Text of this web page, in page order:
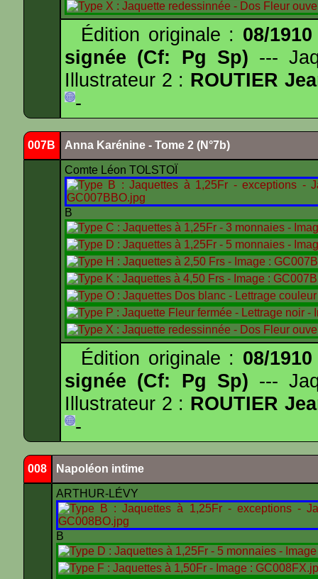
Édition originale : 08/1910
signée (Cf: Pg Sp) ---
Illustrateur 2 : ROUTIER
-
007B Anna Karénine - Tome 2 (N°7b)
Comte Léon TOLSTOÏ
B
Édition originale : 08/1910
signée (Cf: Pg Sp) ---
Illustrateur 2 : ROUTIER
-
008 Napoléon intime
ARTHUR-LÉVY
B